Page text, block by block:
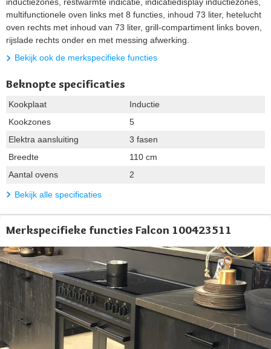
multifunctionele oven links met 8 functies, inhoud 73 liter, hetelucht
oven rechts met inhoud van 73 liter, grill-compartiment links boven,
rijslade rechts onder en met messing afwerking.
Bekijk ook de merkspecifieke functies
Beknopte specificaties
Kookplaat
Inductie
Kookzones
5
Elektra aansluiting
3 fasen
Breedte
110 cm
Aantal ovens
2
Bekijk alle specificaties
Merkspecifieke functies Falcon 100423511